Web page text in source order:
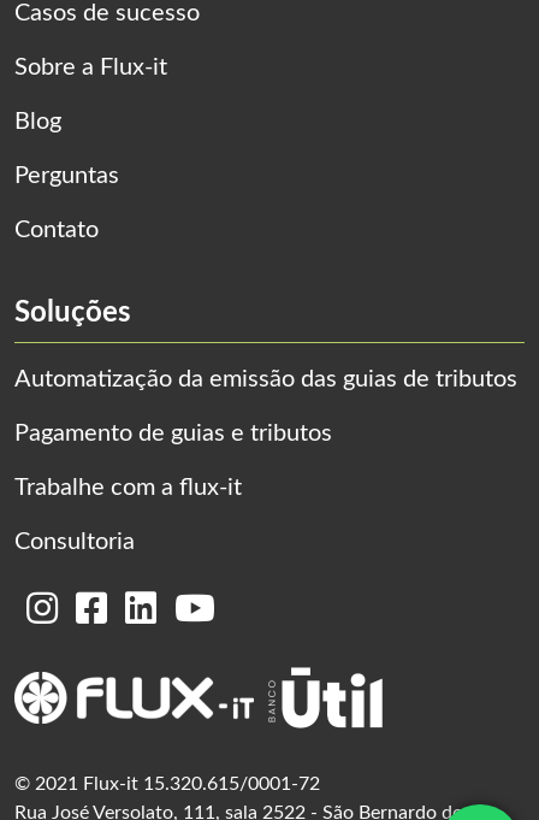
Casos de sucesso
Sobre a Flux-it
Blog
Perguntas
Contato
Soluções
Automatização da emissão das guias de tributos
Pagamento de guias e tributos
Trabalhe com a flux-it
Consultoria
© 2021 Flux-it 15.320.615/0001-72
Rua José Versolato, 111, sala 2522 - São Bernardo do